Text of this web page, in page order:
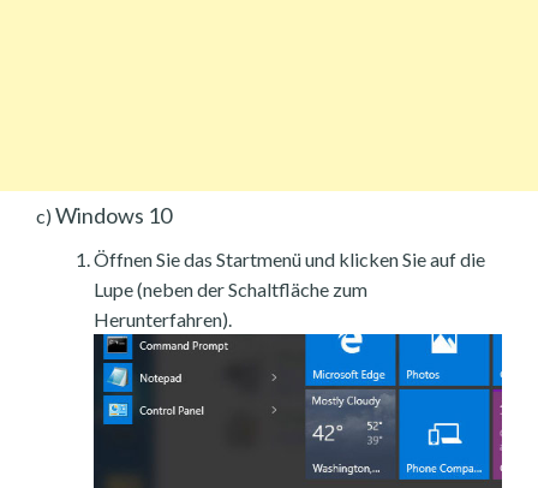
c) Windows 10
Öffnen Sie das Startmenü und klicken Sie auf die
Lupe (neben der Schaltfläche zum
Herunterfahren).